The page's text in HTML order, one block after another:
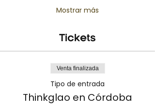
Mostrar más
Tickets
Venta finalizada
Tipo de entrada
Thinkglao en Córdoba